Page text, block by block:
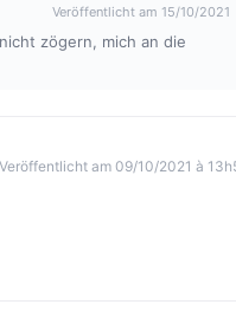
Veröffentlicht am 15/10/2021
zögern, mich an die
Veröffentlicht am 09/10/2021 à